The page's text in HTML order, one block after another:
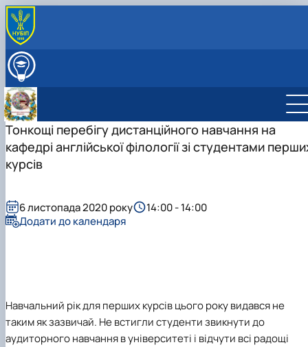
ПРО КАФЕДРУ
ОСВІТНІЙ ПРОЦЕС
ДІЯЛЬНІСТЬ КАФЕДРИ
Науково-дослідна робота
Навчально-методична робота
Міжнародна діяльність
СКЛАД КАФЕДРИ
СТУДЕНТСЬКІ НАУКОВІ ГУРТКИ
Студентський науковий гурток “BUSINESS
усного та письмового перекладу”
Тонкощі перебігу дистанційного навчання на
кафедрі англійської філології зі студентами
курсів
Навчальний рік для перших курсів цього року видався не
таким як зазвичай. Не встигли студенти звикнути до
аудиторного навчання в університеті і відчути всі радощі
6 листопада 2020 року
14:00 - 14:00
Додати до календаря